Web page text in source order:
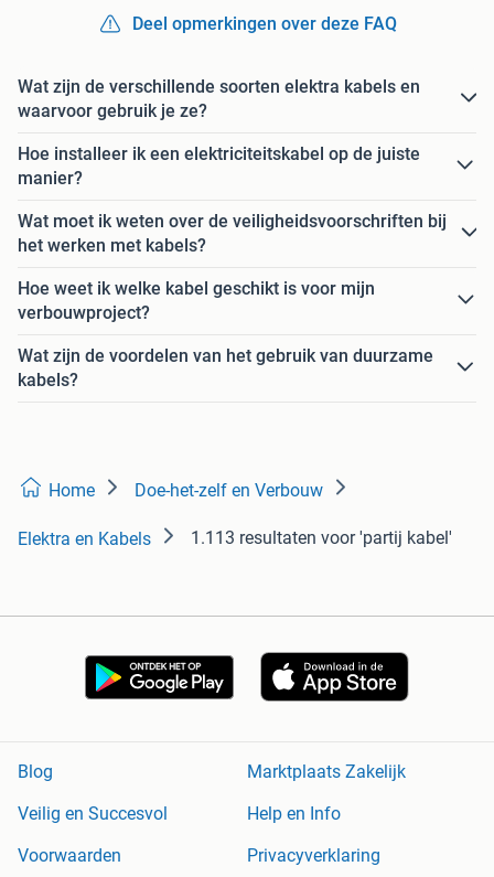
Deel opmerkingen over deze FAQ
Wat zijn de verschillende soorten elektra kabels en
waarvoor gebruik je ze?
Hoe installeer ik een elektriciteitskabel op de juiste
manier?
Wat moet ik weten over de veiligheidsvoorschriften bij
het werken met kabels?
Hoe weet ik welke kabel geschikt is voor mijn
verbouwproject?
Wat zijn de voordelen van het gebruik van duurzame
kabels?
Home Doe-het-zelf en Verbouw
Elektra en Kabels 1.113 resultaten voor 'partij kabel'
Blog
Marktplaats Zakelijk
Veilig en Succesvol
Help en Info
Voorwaarden
Privacyverklaring